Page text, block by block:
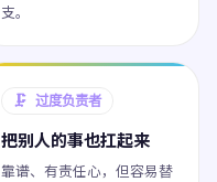
支。
🗜️ 过度负责者
把别人的事也扛起来
靠谱、有责任心，但容易替